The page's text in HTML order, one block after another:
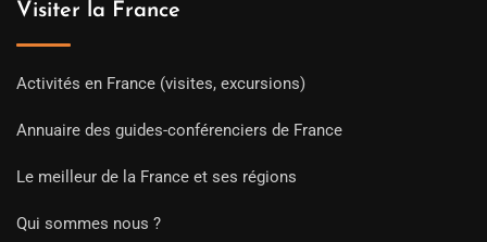
Visiter la France
Activités en France (visites, excursions)
Annuaire des guides-conférenciers de France
Le meilleur de la France et ses régions
Qui sommes nous ?